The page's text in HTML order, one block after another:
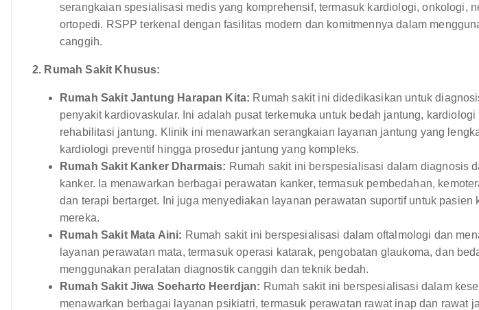
serangkaian spesialisasi medis yang komprehensif, termasuk kardiologi, onkologi,
ortopedi. RSPP terkenal dengan fasilitas modern dan komitmennya dalam
canggih.
2. Rumah Sakit Khusus:
Rumah Sakit Jantung Harapan Kita: Rumah sakit ini didedikasikan untuk
penyakit kardiovaskular. Ini adalah pusat terkemuka untuk bedah jantung, kardiologi
rehabilitasi jantung. Klinik ini menawarkan serangkaian layanan jantung yang
kardiologi preventif hingga prosedur jantung yang kompleks.
Rumah Sakit Kanker Dharmais: Rumah sakit ini berspesialisasi dalam diagnosis
kanker. Ia menawarkan berbagai perawatan kanker, termasuk pembedahan,
dan terapi bertarget. Ini juga menyediakan layanan perawatan suportif untuk pasien
mereka.
Rumah Sakit Mata Aini: Rumah sakit ini berspesialisasi dalam oftalmologi dan
layanan perawatan mata, termasuk operasi katarak, pengobatan glaukoma, dan
menggunakan peralatan diagnostik canggih dan teknik bedah.
Rumah Sakit Jiwa Soeharto Heerdjan: Rumah sakit ini berspesialisasi dalam
menawarkan berbagai layanan psikiatri, termasuk perawatan rawat inap dan rawat